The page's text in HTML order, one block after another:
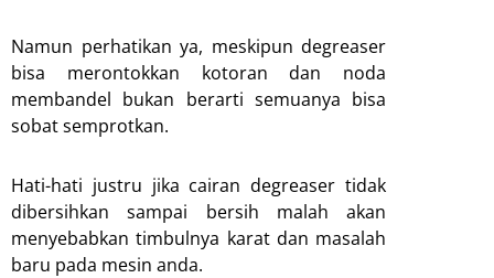
Namun perhatikan ya, meskipun degreaser
bisa merontokkan kotoran dan noda
membandel bukan berarti semuanya bisa
sobat semprotkan.
Hati-hati justru jika cairan degreaser tidak
dibersihkan sampai bersih malah akan
menyebabkan timbulnya karat dan masalah
baru pada mesin anda.